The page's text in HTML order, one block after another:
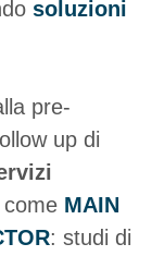
soluzioni
pre-
up di
MAIN
: studi di